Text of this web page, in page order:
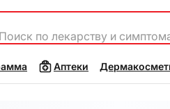
Поиск по лекарству и
Аптеки